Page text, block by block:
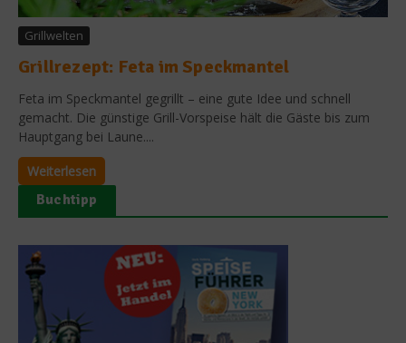
Grillwelten
Grillrezept: Feta im Speckmantel
Feta im Speckmantel gegrillt – eine gute Idee und schnell
gemacht. Die günstige Grill-Vorspeise hält die Gäste bis zum
Hauptgang bei Laune....
Weiterlesen
Buchtipp